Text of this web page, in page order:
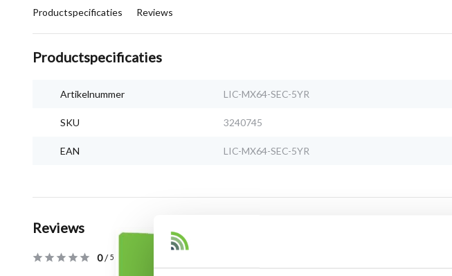
Productspecificaties Reviews
Productspecificaties
Artikelnummer LIC-MX64-SEC-5YR
SKU 3240745
EAN LIC-MX64-SEC-5YR
Reviews
0/5